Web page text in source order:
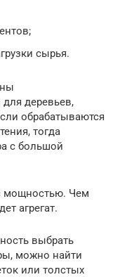
сырья.
деревьев,
обрабатываются
тогда
с большой
мощностью. Чем
агрегат.
выбрать
можно найти
или толстых